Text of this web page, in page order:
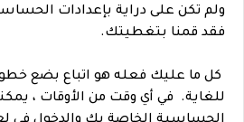
ولم تكن على دراية بإعدادات
فقد قمنا بتغطيتك.
كل ما عليك فعله هو اتباع بضع
للغاية.
في أي وقت من الأوقات ،